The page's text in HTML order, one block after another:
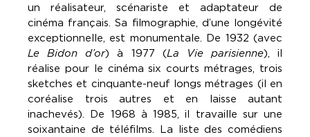
un réalisateur, scénariste et adaptateur de
cinéma français. Sa filmographie, d’une longévité
exceptionnelle, est monumentale. De 1932 (avec
Le Bidon d’or) à 1977 (La Vie parisienne), il
réalise pour le cinéma six courts métrages, trois
sketches et cinquante-neuf longs métrages (il en
coréalise trois autres et en laisse autant
inachevés). De 1968 à 1985, il travaille sur une
soixantaine de téléfilms. La liste des comédiens